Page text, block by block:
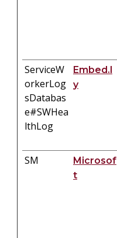
ServiceW
orkerLog
sDatabas
e#SWHea
lthLog
Embed.l
y
SM
Microsof
t